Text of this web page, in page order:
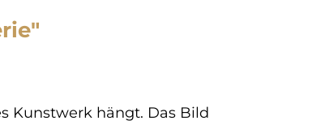
Kunstwerk hängt. Das Bild